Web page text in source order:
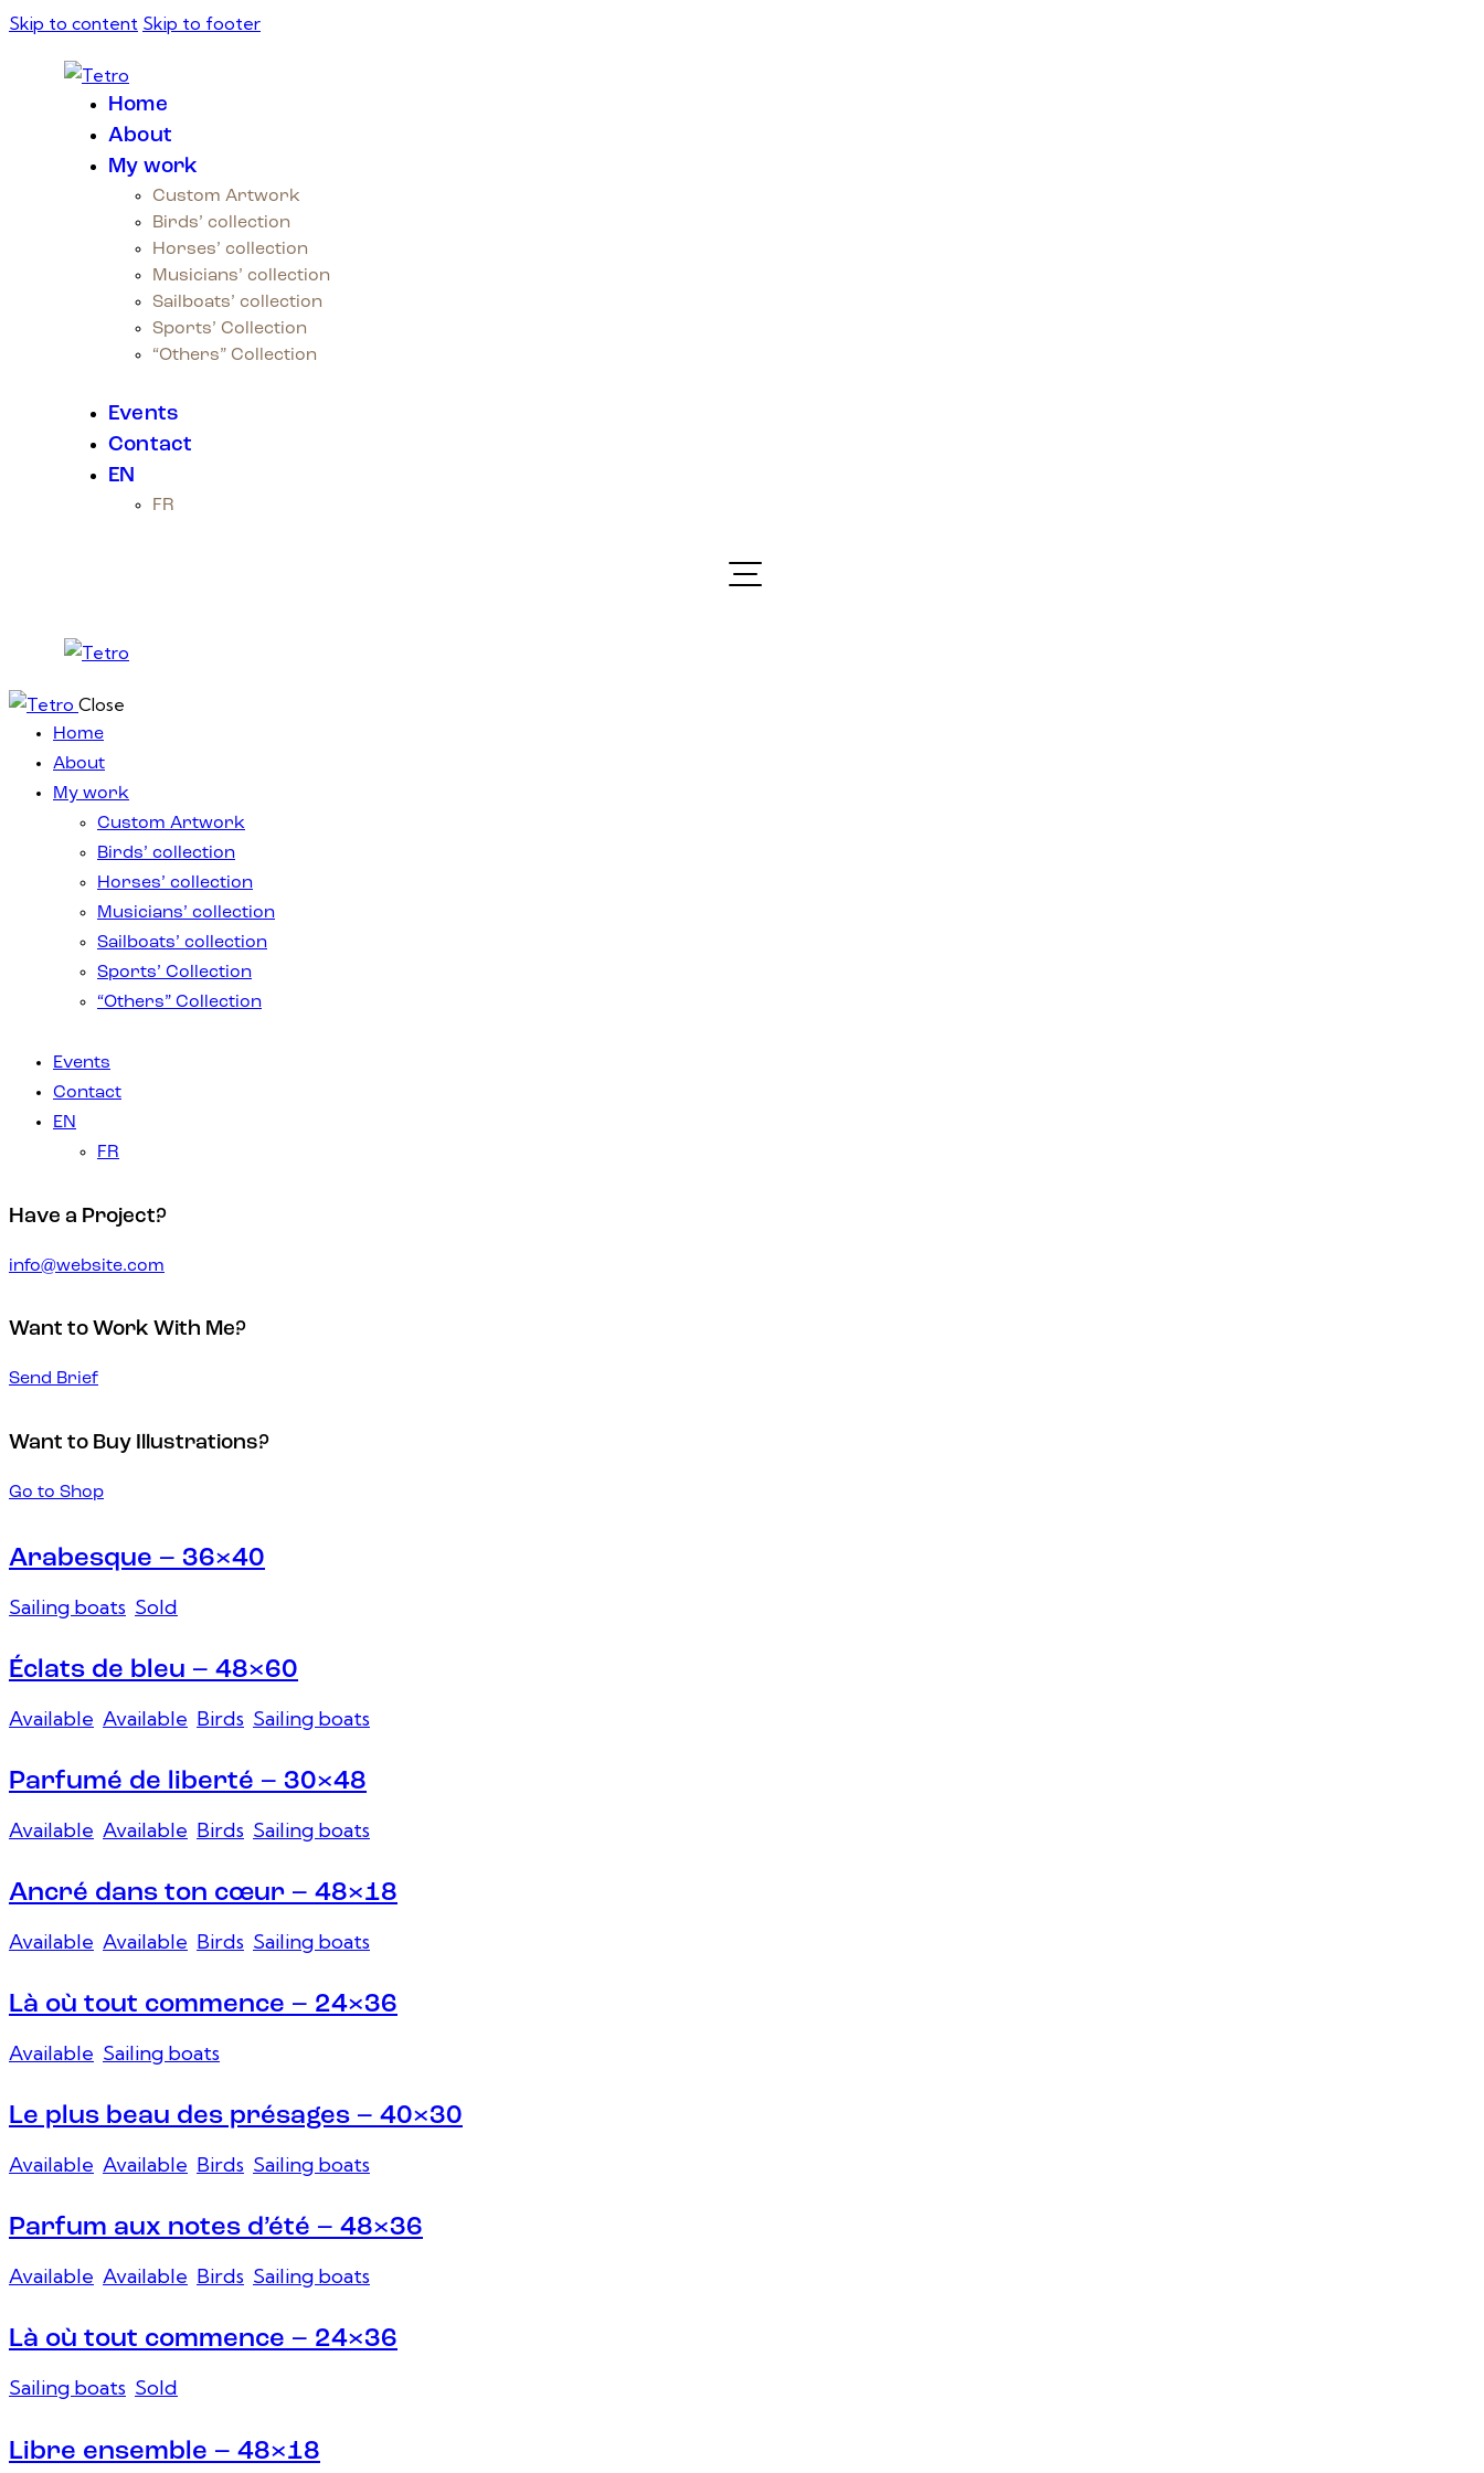
Skip to content Skip to footer
Home
About
My work
Custom Artwork
Birds’ collection
Horses’ collection
Musicians’ collection
Sailboats’ collection
Sports’ Collection
“Others” Collection
Events
Contact
EN
FR
Close
Home
About
My work
Custom Artwork
Birds’ collection
Horses’ collection
Musicians’ collection
Sailboats’ collection
Sports’ Collection
“Others” Collection
Events
Contact
EN
FR
Have a Project?
info@website.com
Want to Work With Me?
Send Brief
Want to Buy Illustrations?
Go to Shop
Arabesque – 36×40
Sailing boats Sold
Éclats de bleu – 48×60
Available Available Birds Sailing boats
Parfumé de liberté – 30×48
Available Available Birds Sailing boats
Ancré dans ton cœur – 48×18
Available Available Birds Sailing boats
Là où tout commence – 24×36
Available Sailing boats
Le plus beau des présages – 40×30
Available Available Birds Sailing boats
Parfum aux notes d’été – 48×36
Available Available Birds Sailing boats
Là où tout commence – 24×36
Sailing boats Sold
Libre ensemble – 48×18